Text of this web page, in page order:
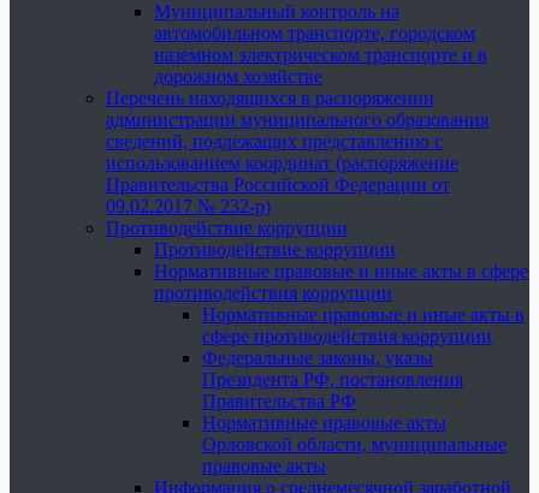
Муниципальный контроль на
автомобильном транспорте, городском
наземном электрическом транспорте и в
дорожном хозяйстве
Перечень находящихся в распоряжении
администрации муниципального образования
сведений, подлежащих представлению с
использованием координат (распоряжение
Правительства Российской Федерации от
09.02.2017 № 232-р)
Противодействие коррупции
Противодействие коррупции
Нормативные правовые и иные акты в сфере
противодействия коррупции
Нормативные правовые и иные акты в
сфере противодействия коррупции
Федеральные законы, указы
Президента РФ, постановления
Правительства РФ
Нормативные правовые акты
Орловской области, муниципальные
правовые акты
Информация о среднемесячной заработной